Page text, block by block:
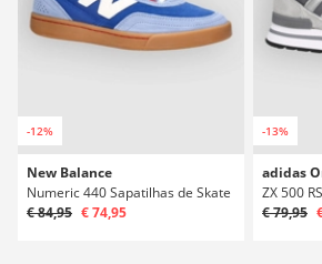
-12%
New Balance
Numeric 440 Sapatilhas de Skate
€ 84,95 € 74,95
-13%
adidas
ZX 500
€ 79,95